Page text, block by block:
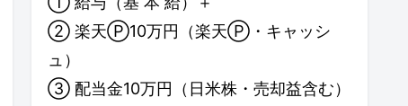
② 楽天Ⓟ10万円（楽天Ⓟ・キャッシ
ュ）
③ 配当金10万円（日米株・売却益含む）